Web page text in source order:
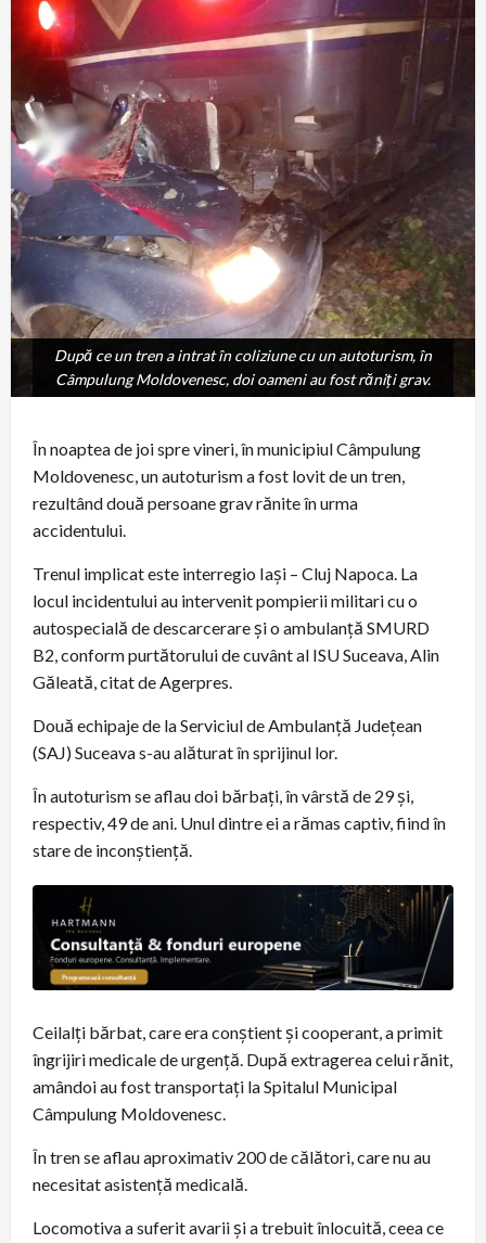
După ce un tren a intrat în coliziune cu un autoturism, în
Câmpulung Moldovenesc, doi oameni au fost răniţi grav.
După ce un tren a intrat în coliziune cu un autoturism, în
Câmpulung Moldovenesc, doi oameni au fost răniţi grav.
În noaptea de joi spre vineri, în municipiul Câmpulung
Moldovenesc, un autoturism a fost lovit de un tren,
rezultând două persoane grav rănite în urma
accidentului.
Trenul implicat este interregio Iaşi – Cluj Napoca. La
locul incidentului au intervenit pompierii militari cu o
autospecială de descarcerare și o ambulanță SMURD
B2, conform purtătorului de cuvânt al ISU Suceava, Alin
Găleată, citat de Agerpres.
Două echipaje de la Serviciul de Ambulanță Județean
(SAJ) Suceava s-au alăturat în sprijinul lor.
În autoturism se aflau doi bărbați, în vârstă de 29 și,
respectiv, 49 de ani. Unul dintre ei a rămas captiv, fiind în
stare de inconștiență.
Ceilalți bărbat, care era conștient și cooperant, a primit
îngrijiri medicale de urgență. După extragerea celui rănit,
amândoi au fost transportați la Spitalul Municipal
Câmpulung Moldovenesc.
În tren se aflau aproximativ 200 de călători, care nu au
necesitat asistență medicală.
Locomotiva a suferit avarii și a trebuit înlocuită, ceea ce